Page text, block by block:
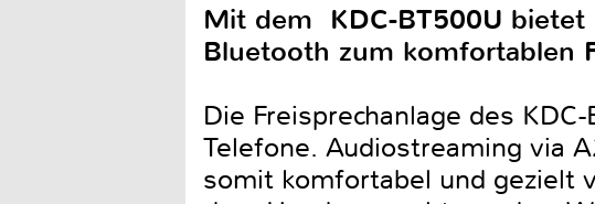
Mit dem KDC-BT500U
Bluetooth zum komfortablen
Die Freisprechanlage des
Telefone. Audiostreaming via
somit komfortabel und gezielt